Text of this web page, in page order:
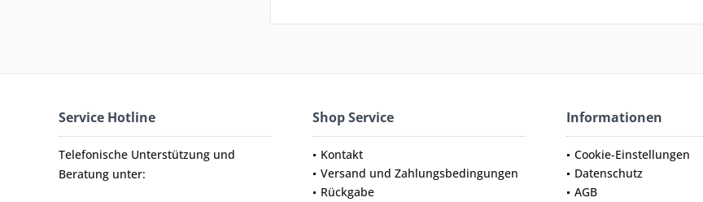
Service Hotline
Telefonische Unterstützung und
Beratung unter:
Shop Service
Kontakt
Versand und Zahlungsbedingungen
Rückgabe
Informationen
Cookie-Einstellungen
Datenschutz
AGB